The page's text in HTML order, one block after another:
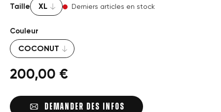
Taille Derniers articles en stock
Couleur
200,00 €
DEMANDER DES INFOS